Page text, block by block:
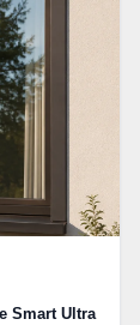
Smart Ultra